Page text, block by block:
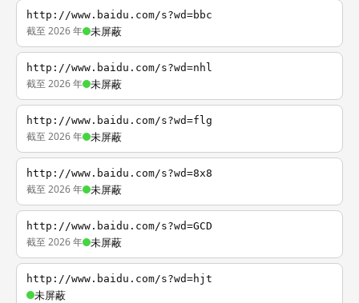
http://www.baidu.com/s?wd=bbc
截至 2026 年 未屏蔽
http://www.baidu.com/s?wd=nhl
截至 2026 年 未屏蔽
http://www.baidu.com/s?wd=flg
截至 2026 年 未屏蔽
http://www.baidu.com/s?wd=8x8
截至 2026 年 未屏蔽
http://www.baidu.com/s?wd=GCD
截至 2026 年 未屏蔽
http://www.baidu.com/s?wd=hjt
未屏蔽